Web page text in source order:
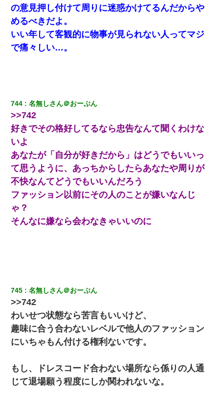
嫁に不倫されたから嫁と不倫相手に1000万の慰謝料請求した
小2の頃、妹と昼寝してたら家が火事になってて気づくと逃げ場が
なかった。妹を抱き締めて「ﾀﾋんじゃうよ」って泣いてたら…
書店「息子さんが万引きしました」私「はっ？(息子目の前にいる
し…)うちの子ではないので迎えに行きません」→息子を名乗って
た人物の正体が判明するも・・・
同じマンションに住んでる女性が鍵をわかりやすいところに隠し
ている事に気づいた俺「忍びこんでみよう！」→ 結果
妊娠中に「おいこのブタ女！てめー席譲れ！」と絡まれ腹を殴る
真似された。泣きながら夫に話すと一年後に…
ワイアラサー主婦、昨晩久しぶりに夫と致した結果ｗｗｗｗｗ
下座」→ 結果・・・
9月に付き合い始めたけどこの、この人と結婚はないわと判断して
別れた。その元彼が交通事故で重体になっているらしく…
さっき嫁から、「愛しています」ってメールが届いた。俺も「愛
裁判官「お互いに最後に言いたいことはありますか」バカ夫
「…」A「夫を一発殴らせてほしい」裁判官「どうぞ」
の意見押し付けて周りに迷惑かけてるんだからや
めるべきだよ。
いい年して客観的に物事が見られない人ってマジ
で痛々しい…。
744 名無しさん＠おーぷん
>>742
好きでその格好してるなら忠告なんて聞くわけな
いよ
あなたが「自分が好きだから」はどうでもいいっ
て思うように、あっちからしたらあなたや周りが
不快なんてどうでもいいんだろう
ファッション以前にその人のことが嫌いなんじ
ゃ？
そんなに嫌なら会わなきゃいいのに
745 名無しさん＠おーぷん
>>742
わいせつ状態なら苦言もいいけど、
趣味に合う合わないレベルで他人のファッション
にいちゃもん付ける権利ないです。
もし、ドレスコード合わない場所なら係りの人通
じて退場願う程度にしか関われないな。